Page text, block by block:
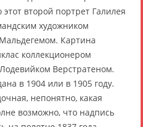
второй портрет Галилея
художником
Картина
коллекционером
Верстратеном.
в 1904 или в 1905 году.
непонятно, какая
возможно, что надпись